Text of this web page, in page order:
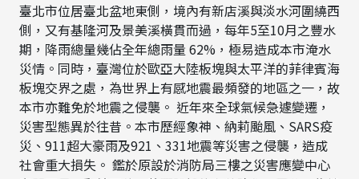
臺北市位居臺北盆地東側，境內有新店溪與淡水河圍繞西
側，又有基隆河及景美溪橫貫而過，每年5至10月之豐水
期，降雨總量幾佔全年總雨量 62%，極易造成本市淹水
災情。同時，臺灣位於歐亞大陸板塊與太平洋的菲律賓海
板塊交界之處，為世界上有感地震最頻發的地區之一，故
本市亦難免於地震之侵襲。 近年來全球氣候急遽變遷，
災害型態異於往昔。本市歷經象神、納莉颱風、SARS疫
災、911超大豪雨及921、331地震等災害之侵襲，造成
社會重大損失。 鑑於原設於消防局三樓之災害應變中心